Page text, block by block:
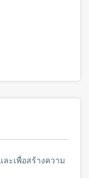
ะเพื่อสร้างความ